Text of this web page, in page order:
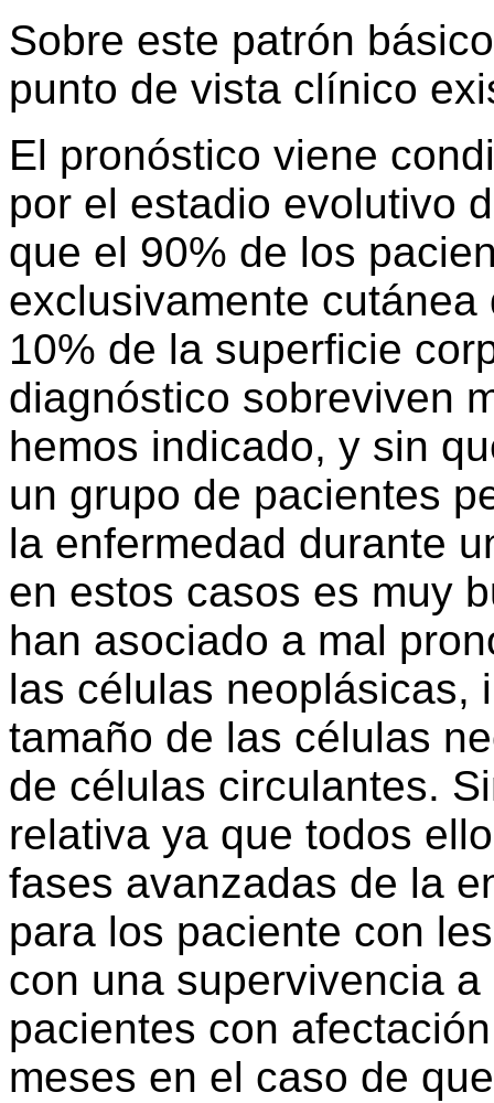
Sobre este patrón
punto de vista clínico
El pronóstico viene
por el estadio evolutivo
que el 90% de los
exclusivamente
10% de la superficie
diagnóstico sobreviven
hemos indicado, y sin
un grupo de pacientes
la enfermedad durante
en estos casos es muy
han asociado a mal
las células neoplásicas,
tamaño de las células
de células circulantes.
relativa ya que todos
fases avanzadas de la
para los paciente con
con una supervivencia
pacientes con
meses en el caso de